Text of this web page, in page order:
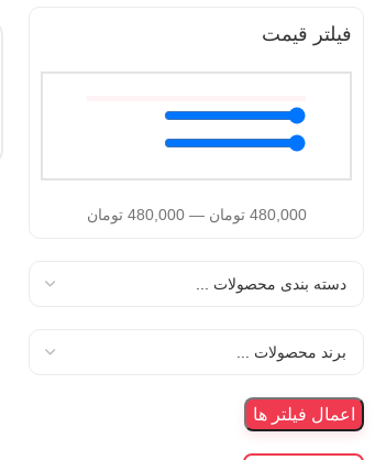
فیلتر قیمت
480,000 تومان —
480,000 تومان
اعمال فیلتر ها